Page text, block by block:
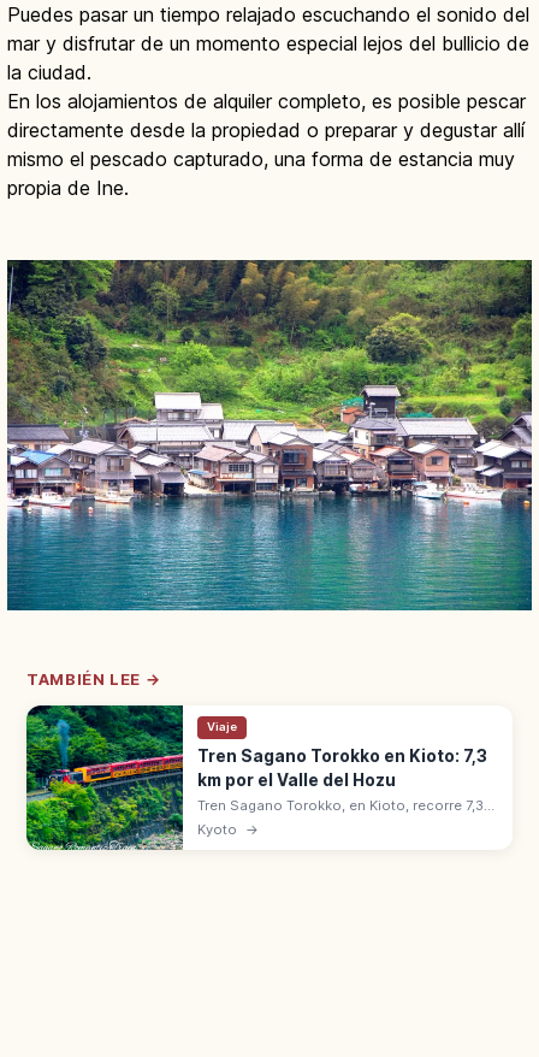
Puedes pasar un tiempo relajado escuchando el sonido del
mar y disfrutar de un momento especial lejos del bullicio de
la ciudad.
En los alojamientos de alquiler completo, es posible pescar
directamente desde la propiedad o preparar y degustar allí
mismo el pescado capturado, una forma de estancia muy
propia de Ine.
TAMBIÉN LEE →
Viaje
Tren Sagano Torokko en Kioto: 7,3
km por el Valle del Hozu
Tren Sagano Torokko, en Kioto, recorre 7,3
km desde Saga hasta Kameoka por el valle
del río Hozu. Opera desde 1991 con 5
Kyoto →